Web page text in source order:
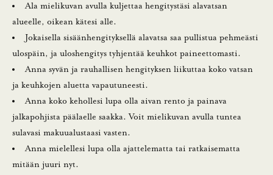
Ala mielikuvan avulla kuljettaa hengitystäsi alavatsan
alueelle, oikean kätesi alle.
Jokaisella sisäänhengityksellä alavatsa saa pullistua pehmeästi
ulospäin, ja uloshengitys tyhjentää keuhkot paineettomasti.
Anna syvän ja rauhallisen hengityksen liikuttaa koko vatsan
ja keuhkojen aluetta vapautuneesti.
Anna koko kehollesi lupa olla aivan rento ja painava
jalkapohjista päälaelle saakka. Voit mielikuvan avulla tuntea
sulavasi makuualustaasi vasten.
Anna mielellesi lupa olla ajattelematta tai ratkaisematta
mitään juuri nyt.